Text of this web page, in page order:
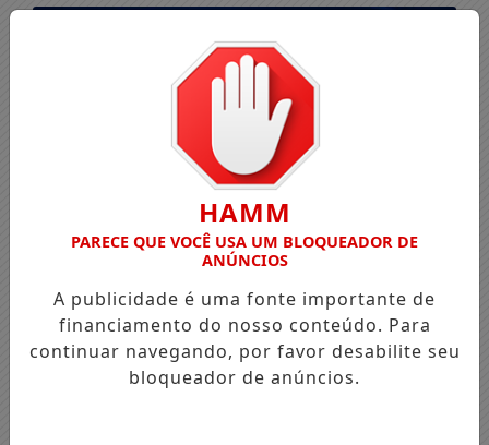
HAMM
PARECE QUE VOCÊ USA UM BLOQUEADOR DE
ANÚNCIOS
A publicidade é uma fonte importante de
financiamento do nosso conteúdo. Para
continuar navegando, por favor desabilite seu
bloqueador de anúncios.